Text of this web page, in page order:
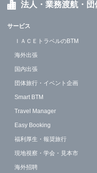
法人・業務渡航・
サービス
ＩＡＣＥトラベルのBTM
海外出張
国内出張
団体旅行・イベント企画
Smart BTM
Travel Manager
Easy Booking
福利厚生・報奨旅行
現地視察・学会・見本市
海外招聘